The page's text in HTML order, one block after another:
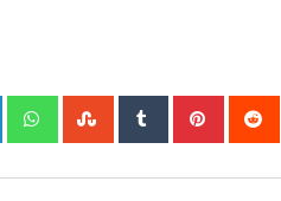
LinkedIn WhatsappStumbleUpon
Tumblr Pinterest